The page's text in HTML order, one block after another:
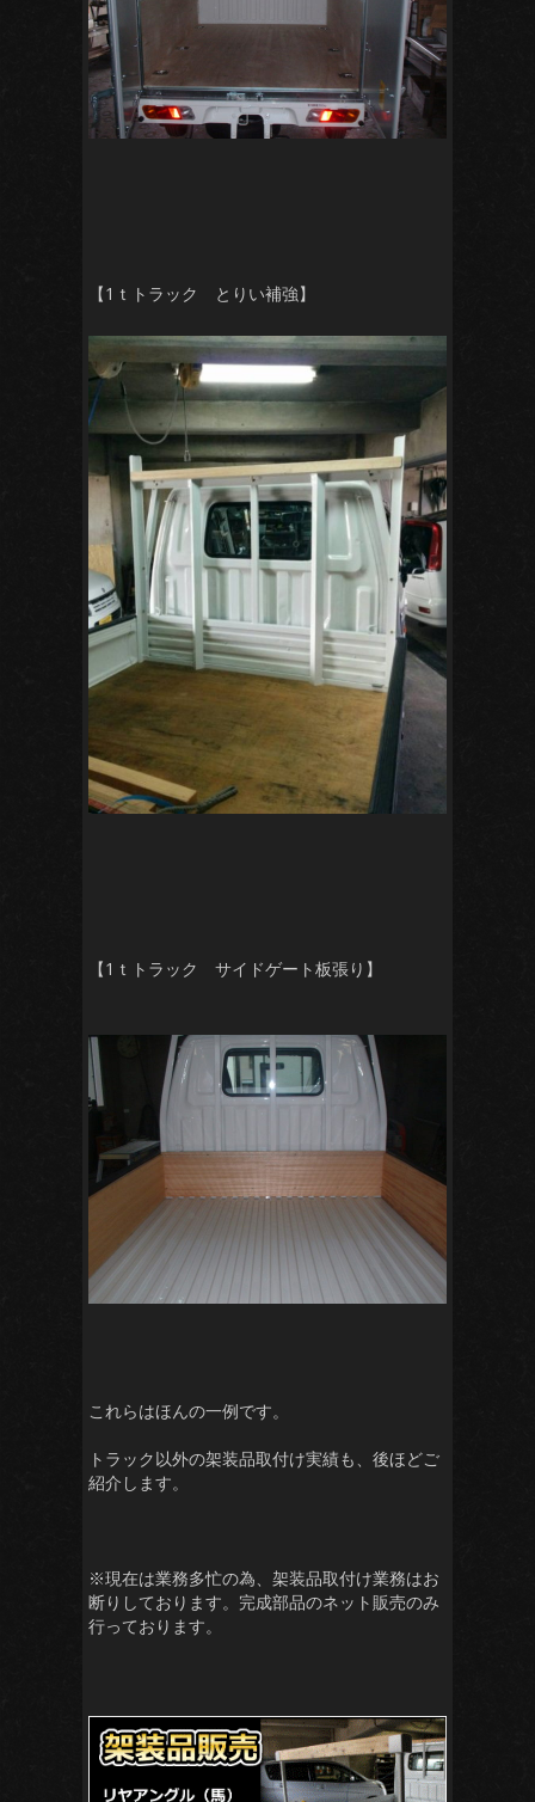
【1ｔトラック とりい補強】
【1ｔトラック サイドゲート板張り】
これらはほんの一例です。
トラック以外の架装品取付け実績も、後ほどご
紹介します。
※現在は業務多忙の為、架装品取付け業務はお
断りしております。完成部品のネット販売のみ
行っております。